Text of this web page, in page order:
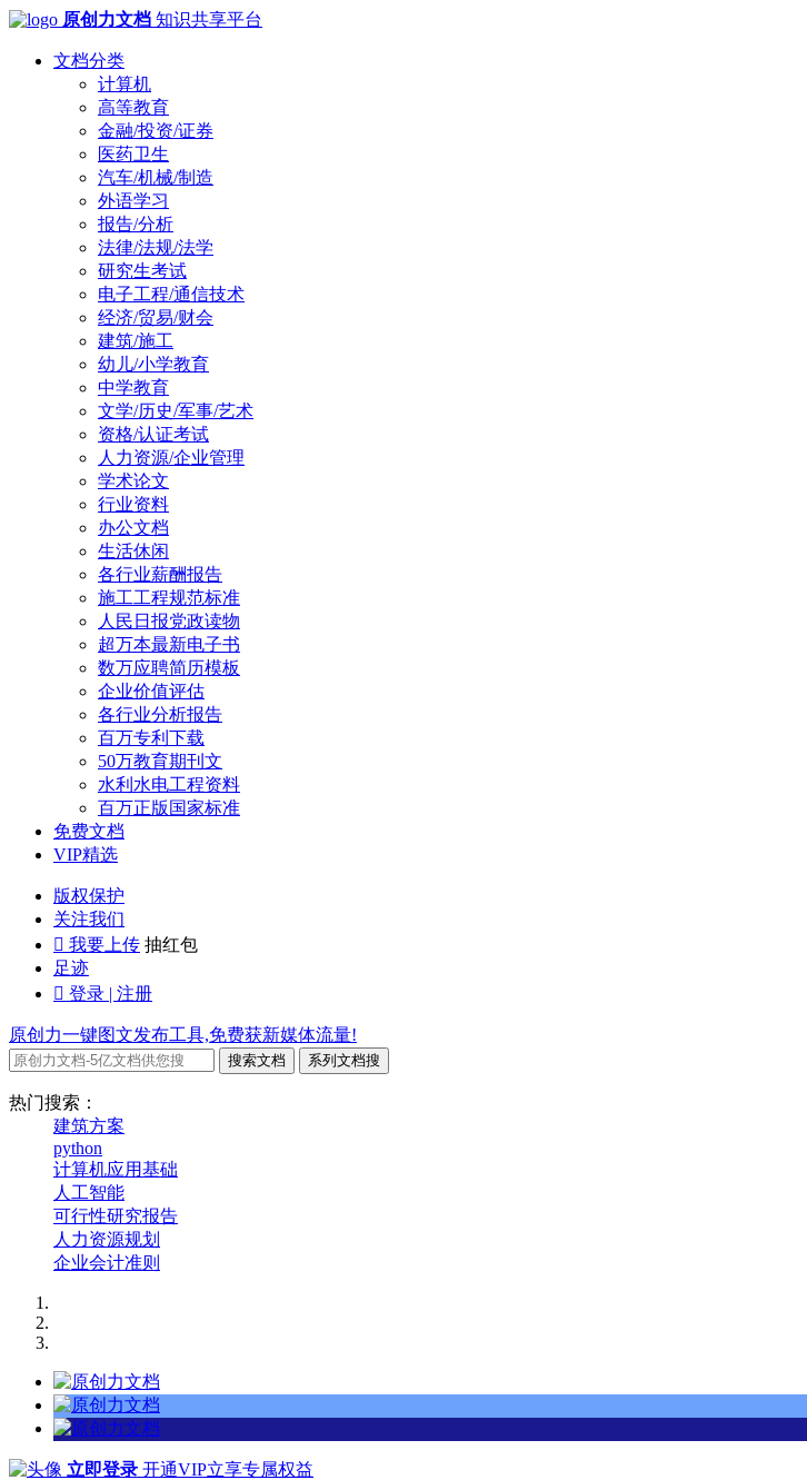
原创力文档 知识共享平台
文档分类
计算机
高等教育
金融/投资/证券
医药卫生
汽车/机械/制造
外语学习
报告/分析
法律/法规/法学
研究生考试
电子工程/通信技术
经济/贸易/财会
建筑/施工
幼儿/小学教育
中学教育
文学/历史/军事/艺术
资格/认证考试
人力资源/企业管理
学术论文
行业资料
办公文档
生活休闲
各行业薪酬报告
施工工程规范标准
人民日报党政读物
超万本最新电子书
数万应聘简历模板
企业价值评估
各行业分析报告
百万专利下载
50万教育期刊文
水利水电工程资料
百万正版国家标准
免费文档
VIP精选
版权保护
关注我们
 我要上传 抽红包
足迹
 登录 | 注册
原创力一键图文发布工具,免费获新媒体流量!
搜索文档 系列文档搜
热门搜索：
建筑方案
python
计算机应用基础
人工智能
可行性研究报告
人力资源规划
企业会计准则
立即登录 开通VIP立享专属权益